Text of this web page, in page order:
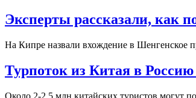
Эксперты рассказали, как
На Кипре назвали вхождение в Шенгенское
Турпоток из Китая в Россию
Около 2-2,5 млн китайских туристов могут